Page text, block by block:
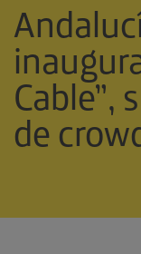
Cable”,
de